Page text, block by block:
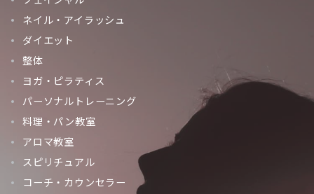
ネイル・アイラッシュ
ダイエット
整体
ヨガ・ピラティス
パーソナルトレーニング
料理・パン教室
アロマ教室
スピリチュアル
コーチ・カウンセラー